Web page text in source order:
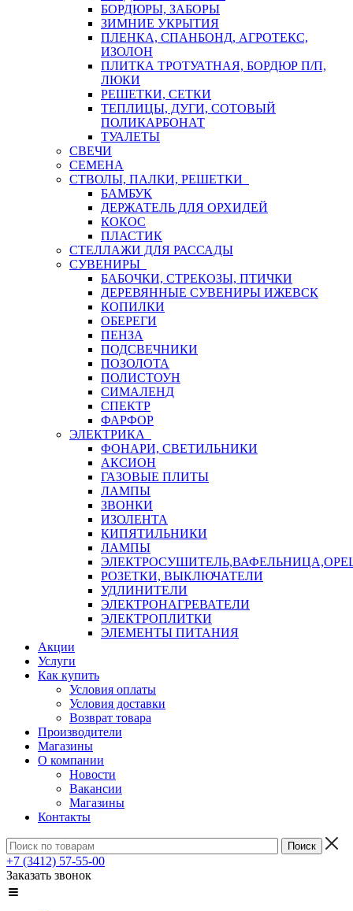
БОРДЮРЫ, ЗАБОРЫ
ЗИМНИЕ УКРЫТИЯ
ПЛЕНКА, СПАНБОНД, АГРОТЕКС,
ИЗОЛОН
ПЛИТКА ТРОТУАТНАЯ, БОРДЮР П/П,
ЛЮКИ
РЕШЕТКИ, СЕТКИ
ТЕПЛИЦЫ, ДУГИ, СОТОВЫЙ
ПОЛИКАРБОНАТ
ТУАЛЕТЫ
СВЕЧИ
СЕМЕНА
СТВОЛЫ, ПАЛКИ, РЕШЕТКИ
БАМБУК
ДЕРЖАТЕЛЬ ДЛЯ ОРХИДЕЙ
КОКОС
ПЛАСТИК
СТЕЛЛАЖИ ДЛЯ РАССАДЫ
СУВЕНИРЫ
БАБОЧКИ, СТРЕКОЗЫ, ПТИЧКИ
ДЕРЕВЯННЫЕ СУВЕНИРЫ ИЖЕВСК
КОПИЛКИ
ОБЕРЕГИ
ПЕНЗА
ПОДСВЕЧНИКИ
ПОЗОЛОТА
ПОЛИСТОУН
СИМАЛЕНД
СПЕКТР
ФАРФОР
ЭЛЕКТРИКА
ФОНАРИ, СВЕТИЛЬНИКИ
АКСИОН
ГАЗОВЫЕ ПЛИТЫ
ЛАМПЫ
ЗВОНКИ
ИЗОЛЕНТА
КИПЯТИЛЬНИКИ
ЛАМПЫ
РОЗЕТКИ, ВЫКЛЮЧАТЕЛИ
УДЛИНИТЕЛИ
ЭЛЕКТРОНАГРЕВАТЕЛИ
ЭЛЕКТРОПЛИТКИ
ЭЛЕМЕНТЫ ПИТАНИЯ
Акции
Услуги
Как купить
Условия оплаты
Условия доставки
Возврат товара
Производители
Магазины
О компании
Новости
Вакансии
Магазины
Контакты
+7 (3412) 57-55-00
Заказать звонок